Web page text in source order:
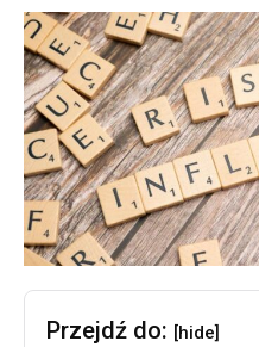
Przejdź do: [hide]